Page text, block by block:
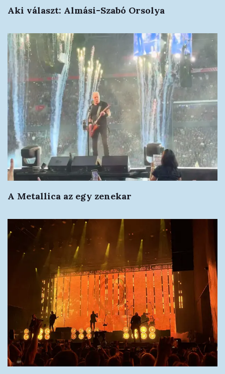
Aki választ: Almási-Szabó Orsolya
A Metallica az egy zenekar